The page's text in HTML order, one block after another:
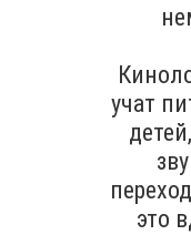
учат
это